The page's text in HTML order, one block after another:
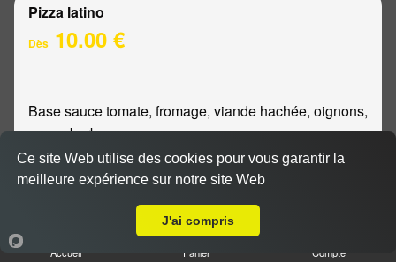
Pizza latino
Dès 10.00 €
Base sauce tomate, fromage, viande hachée, oignons,
sauce barbecue
Accueil Panier Compte
Ce site Web utilise des cookies pour vous garantir la
meilleure expérience sur notre site Web
J'ai compris